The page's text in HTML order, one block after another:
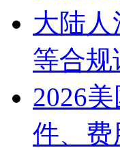
大陆
等合规
2026
件、费